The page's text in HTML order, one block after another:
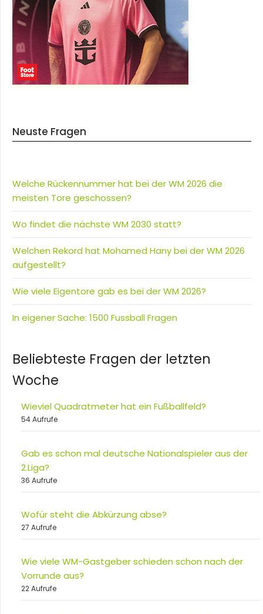
Neuste Fragen
Welche Rückennummer hat bei der WM 2026 die
meisten Tore geschossen?
Wo findet die nächste WM 2030 statt?
Welchen Rekord hat Mohamed Hany bei der WM 2026
aufgestellt?
Wie viele Eigentore gab es bei der WM 2026?
In eigener Sache: 1500 Fussball Fragen
Beliebteste Fragen der letzten
Woche
Wieviel Quadratmeter hat ein Fußballfeld?
54 Aufrufe
Gab es schon mal deutsche Nationalspieler aus der
2.Liga?
36 Aufrufe
Wofür steht die Abkürzung abse?
27 Aufrufe
Wie viele WM-Gastgeber schieden schon nach der
Vorrunde aus?
22 Aufrufe